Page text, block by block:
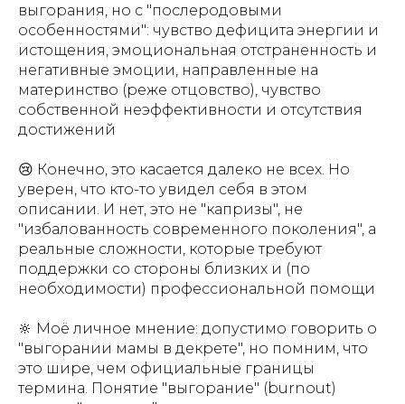
выгорания, но с "послеродовыми
особенностями": чувство дефицита энергии и
истощения, эмоциональная отстраненность и
негативные эмоции, направленные на
материнство (реже отцовство), чувство
собственной неэффективности и отсутствия
достижений
😢 Конечно, это касается далеко не всех. Но
уверен, что кто-то увидел себя в этом
описании. И нет, это не "капризы", не
"избалованность современного поколения", а
реальные сложности, которые требуют
поддержки со стороны близких и (по
необходимости) профессиональной помощи
🔆 Моё личное мнение: допустимо говорить о
"выгорании мамы в декрете", но помним, что
это шире, чем официальные границы
термина. Понятие "выгорание" (burnout)